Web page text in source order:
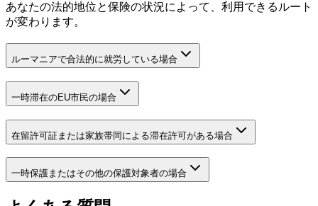
あなたの法的地位と保険の状況によって、利用できるルート
が変わります。
ルーマニアで合法的に就労している場合
一時滞在のEU市民の場合
在留許可証または家族帯同による滞在許可がある場合
一時保護またはその他の保護対象者の場合